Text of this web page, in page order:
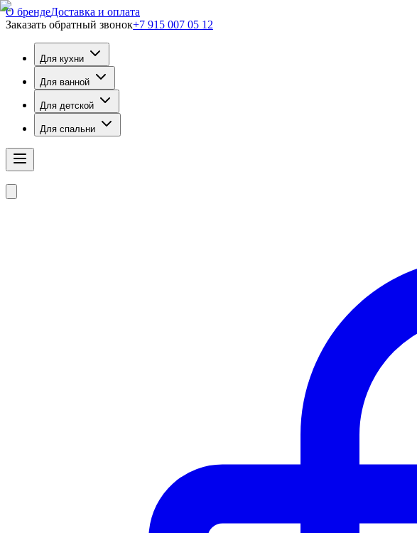
О брендеДоставка и оплата
Заказать обратный звонок+7 915 007 05 12
Для кухни
Для ванной
Для детской
Для спальни